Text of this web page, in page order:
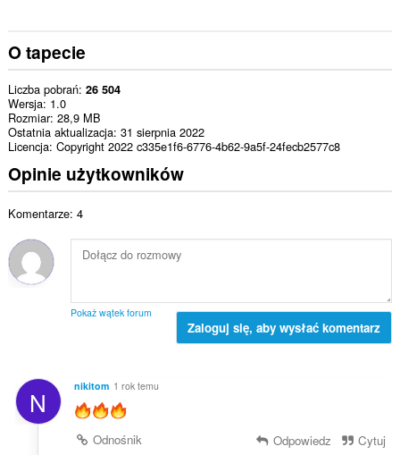
O tapecie
Liczba pobrań 26 504
Wersja 1.0
Rozmiar 28,9 MB
Ostatnia aktualizacja 31 sierpnia 2022
Licencja Copyright 2022 c335e1f6-6776-4b62-9a5f-24fecb2577c8
Opinie użytkowników
Komentarze: 4
Pokaż wątek forum
Zaloguj się, aby wysłać komentarz
N nikitom 1 rok temu
Odnośnik Odpowiedz Cytuj